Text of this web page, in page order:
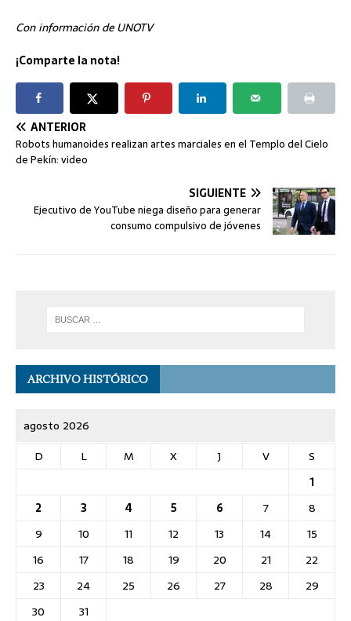
Con información de UNOTV
¡Comparte la nota!
ANTERIOR
Robots humanoides realizan artes marciales en el Templo del Cielo
de Pekín: video
SIGUIENTE
Ejecutivo de YouTube niega diseño para generar
consumo compulsivo de jóvenes
ARCHIVO HISTÓRICO
agosto 2026
D
L M X J V
S
1
2
3 4 5 6 7
8
9
10 11 12 13 14
15
16
17 18 19 20 21
22
23
24 25 26 27 28
29
30
31